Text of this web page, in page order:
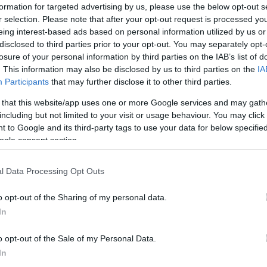
for targeted advertising by us, please use the below opt-out
selection. Please note that after your opt-out request is processed
interest-based ads based on personal information utilized by us
to third parties prior to your opt-out. You may separately
of your personal information by third parties on the IAB’s list of
This information may also be disclosed by us to third parties on the
Participants that may further disclose it to other third parties.
that this website/app uses one or more Google services and may
but not limited to your visit or usage behaviour. You may
to Google and its third-party tags to use your data for below
consent section.
Data Processing Opt Outs
opt-out of the Sharing of my personal data.
opt-out of the Sale of my Personal Data.
párti és mensevik többségű első oroszországi
Leninnek is Finnországba kellett menekülnie.
hogy az október végére (a Gergely-naptár szerint
a kongresszus törvényesít. A terv azonban kiszivárgott,
és az eszer többség biztosan odaérjen. A felkelést ezért már
stratégiai pontjait, a Péter-Pál erőd helyőrsége átállt a
elmenekült. Miután a bennrekedt miniszterek nem
Bizottság bejelentette az ideiglenes kormány
küldött több mint fele bolsevik volt. A hasztalanul tiltakozó
amelynek értelmében minden hatalom a szovjetek
bolsevik kormányt választott, a Népbiztosok